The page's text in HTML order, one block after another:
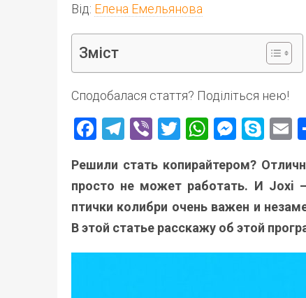
Від: Елена Емельянова
Зміст
Сподобалася стаття? Поділіться нею!
Facebook
Telegram
ViberTwitter
Решили стать копирайтером?
просто не может работать. И Joxi
птички колибри очень важен и
В этой статье расскажу об этой